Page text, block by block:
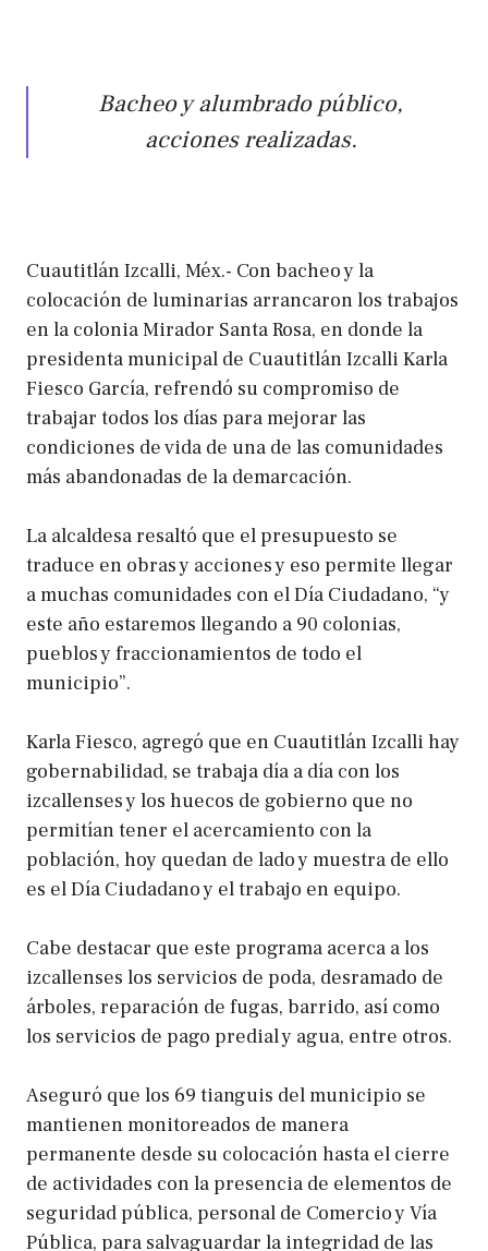
Bacheo y alumbrado público,
acciones realizadas.
Cuautitlán Izcalli, Méx.- Con bacheo y la
colocación de luminarias arrancaron los trabajos
en la colonia Mirador Santa Rosa, en donde la
presidenta municipal de Cuautitlán Izcalli Karla
Fiesco García, refrendó su compromiso de
trabajar todos los días para mejorar las
condiciones de vida de una de las comunidades
más abandonadas de la demarcación.
La alcaldesa resaltó que el presupuesto se
traduce en obras y acciones y eso permite llegar
a muchas comunidades con el Día Ciudadano, “y
este año estaremos llegando a 90 colonias,
pueblos y fraccionamientos de todo el
municipio”.
Karla Fiesco, agregó que en Cuautitlán Izcalli hay
gobernabilidad, se trabaja día a día con los
izcallenses y los huecos de gobierno que no
permitían tener el acercamiento con la
población, hoy quedan de lado y muestra de ello
es el Día Ciudadano y el trabajo en equipo.
Cabe destacar que este programa acerca a los
izcallenses los servicios de poda, desramado de
árboles, reparación de fugas, barrido, así como
los servicios de pago predial y agua, entre otros.
Aseguró que los 69 tianguis del municipio se
mantienen monitoreados de manera
permanente desde su colocación hasta el cierre
de actividades con la presencia de elementos de
seguridad pública, personal de Comercio y Vía
Pública, para salvaguardar la integridad de las